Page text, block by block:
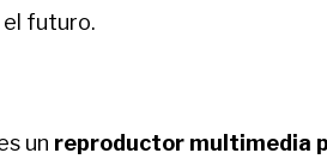
el futuro.
un reproductor multimedia